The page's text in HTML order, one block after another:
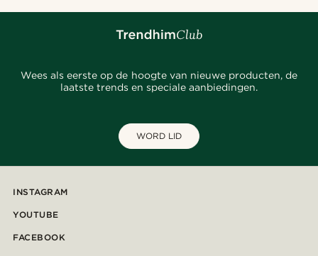
Wees als eerste op de hoogte van nieuwe producten, de
laatste trends en speciale aanbiedingen.
WORD LID
INSTAGRAM
YOUTUBE
FACEBOOK